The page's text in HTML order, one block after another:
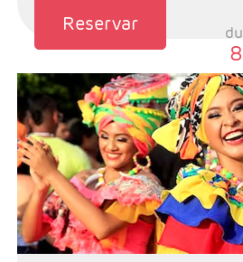
Reservar
- Salidas: Diarias
- Ruta: 6 noches Cartagena
- Categoría hotelera: Libre
- Régimen: Según programa